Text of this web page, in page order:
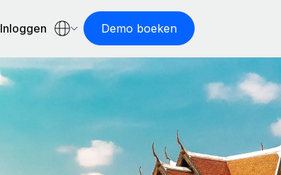
Inloggen Demo boeken